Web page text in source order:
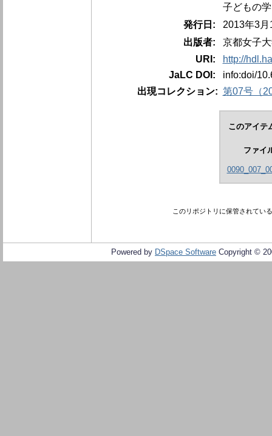
子どもの
発行日:
2013年3
出版者:
京都女子
URI:
http://
JaLC DOI:
info:doi/
出現コレクション: 第07号（
このアイテ
ファイ
このリポジトリに保管されてい
Powered by DSpace Software Copyright ©